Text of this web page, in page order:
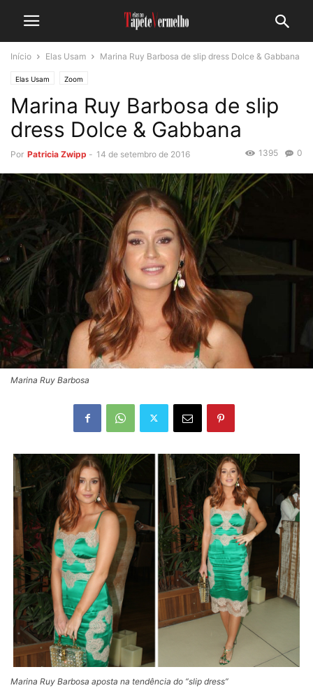
Início Elas Usam Marina Ruy Barbosa de slip dress Dolce & Gabbana
Elas Usam Zoom
Marina Ruy Barbosa de slip
dress Dolce & Gabbana
Por Patricia Zwipp - 14 de setembro de 2016 0
1395
Marina Ruy Barbosa
Marina Ruy Barbosa aposta na tendência do “slip dress”